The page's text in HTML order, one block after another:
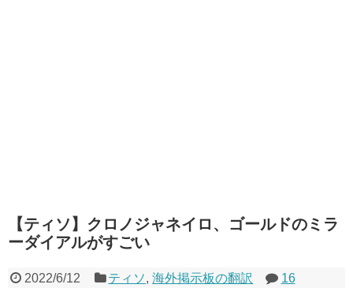
【ティソ】クロノジャネイロ、ゴールドのミラ
ーダイアルがすごい
2022/6/12 ティソ,海外掲示板の翻訳 16